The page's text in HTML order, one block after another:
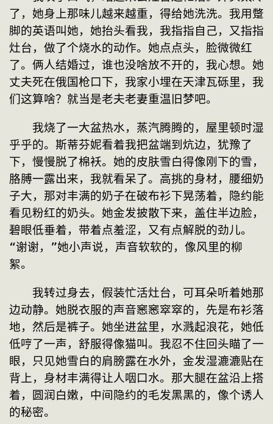
了，她身上那味儿越来越重，得给她洗洗。我用蹩
脚的英语叫她，她抬头看我，我指指自己，又指指
灶台，做了个烧水的动作。她点点头，脸微微红
了。俩人结婚过，谁也没啥放不开的，我心想。她
丈夫死在俄国枪口下，我家小埋在天津瓦砾里，我
们这算啥？就当是老夫老妻重温旧梦吧。
我烧了一大盆热水，蒸汽腾腾的，屋里顿时湿
乎乎的。斯蒂芬妮看着我把盆端到炕边，犹豫了
下，慢慢脱了棉袄。她的皮肤雪白得像刚下的雪，
胳膊一露出来，我就看呆了。高挑的身材，腰细奶
子大，那对丰满的奶子在破布衫下晃荡着，隐约能
看见粉红的奶头。她金发披散下来，盖住半边脸，
碧眼低垂着，带着点羞涩，又有点解脱的劲儿。
“谢谢，”她小声说，声音软软的，像风里的柳
絮。
我转过身去，假装忙活灶台，可耳朵听着她那
边动静。她脱衣服的声音窸窸窣窣的，先是布衫落
地，然后是裤子。她坐进盆里，水溅起浪花，她低
低哼了一声，舒服得像猫叫。我忍不住回头瞄了一
眼，只见她雪白的肩膀露在水外，金发湿漉漉贴在
背上，身材丰满得让人咽口水。那大腿在盆沿上搭
着，圆润白嫩，中间隐约的毛发黑黑的，像个诱人
的秘密。